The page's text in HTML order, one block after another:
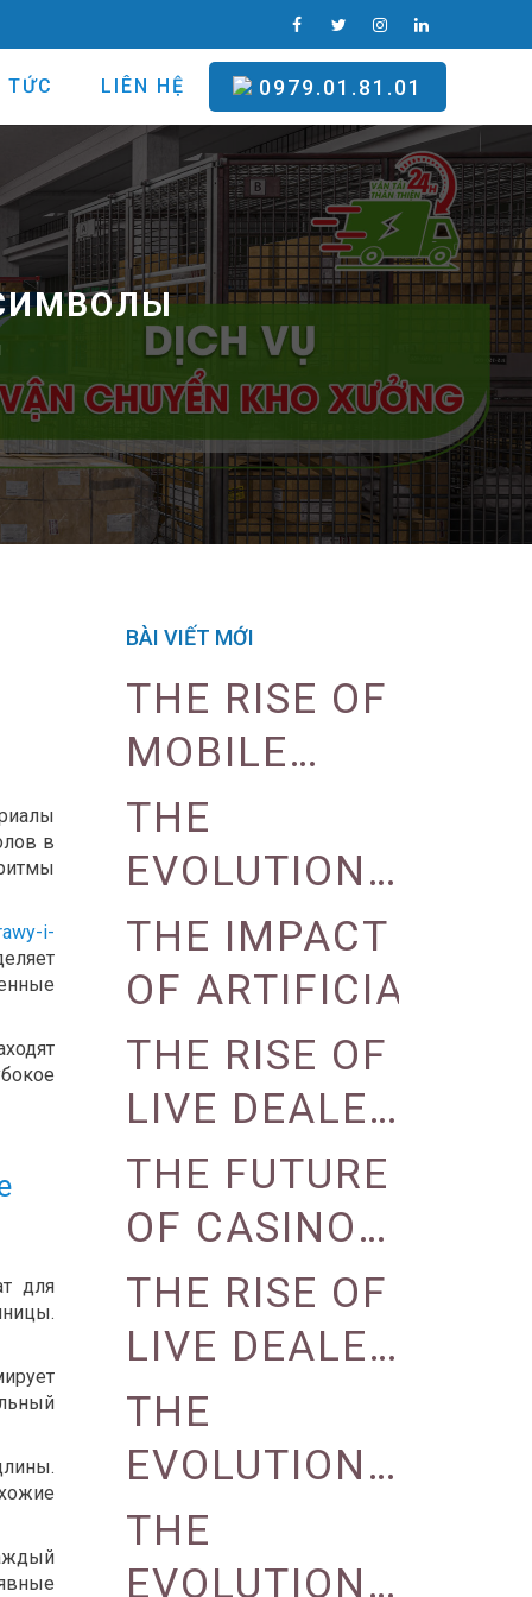
TỨC LIÊN HỆ 0979.01.81.01
в
i-
для
BÀI VIẾT MỚI
THE RISE OF
MOBILE
GAMING IN
THE CASINO
INDUSTRY
THE
EVOLUTION
OF CASINO
MARKETING
STRATEGIES
THE IMPACT
OF ARTIFICIAL
INTELLIGENCE
ON CASINO
OPERATIONS
THE RISE OF
LIVE DEALER
GAMES IN
ONLINE
CASINOS
THE FUTURE
OF CASINO
GAMING:
VIRTUAL
REALITY
AND
AUGMENTED
REALITY
THE RISE OF
LIVE DEALER
GAMES IN
ONLINE
CASINOS
THE
EVOLUTION
OF LIVE
DEALER
THE
EVOLUTION